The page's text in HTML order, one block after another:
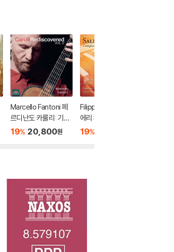
Marcello Fantoni 페
르디난도 카룰리: 기타
독주 2집 (Carulli Redi
19% 20,800원
Filippo Pantieri 살리
에리: 하프시코드와 피
아노를 위한 작품 전곡
19%